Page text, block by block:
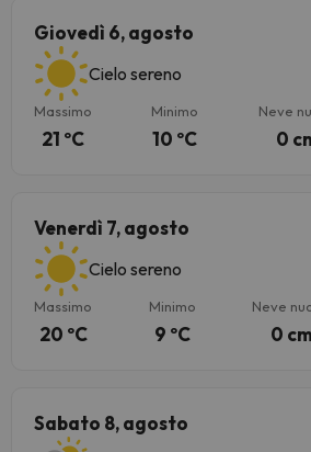
Giovedì 6, agosto
Cielo sereno
Massimo
21 ºC
Minimo
10 ºC
Neve
0
Venerdì 7, agosto
Cielo sereno
Massimo
20 ºC
Minimo
9 ºC
Neve
0 cm
Sabato 8, agosto